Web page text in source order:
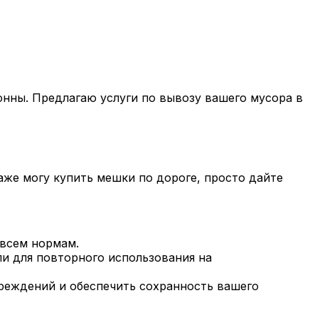
Предлагаю услуги по вывозу вашего мусора в
могу купить мешки по дороге, просто дайте
нормам.
для повторного использования на
и обеспечить сохранность вашего